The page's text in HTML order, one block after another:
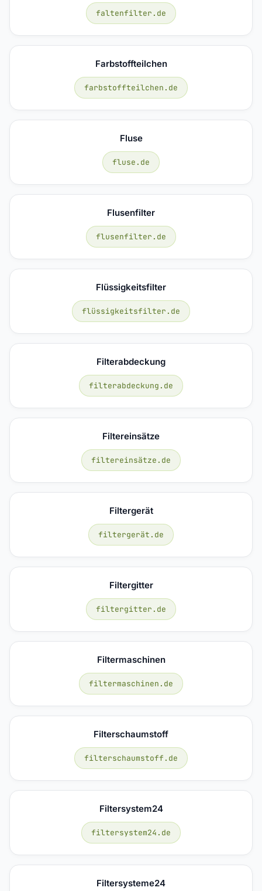
faltenfilter.de
Farbstoffteilchen
farbstoffteilchen.de
Fluse
fluse.de
Flusenfilter
flusenfilter.de
Flüssigkeitsfilter
flüssigkeitsfilter.de
Filterabdeckung
filterabdeckung.de
Filtereinsätze
filtereinsätze.de
Filtergerät
filtergerät.de
Filtergitter
filtergitter.de
Filtermaschinen
filtermaschinen.de
Filterschaumstoff
filterschaumstoff.de
Filtersystem24
filtersystem24.de
Filtersysteme24